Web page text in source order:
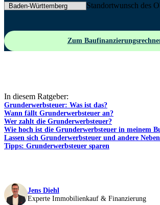
Standortwunsch des
Zum
In diesem Ratgeber:
Grunderwerbsteuer: Was ist das?
Wann fällt Grunderwerbsteuer an?
Wer zahlt die Grunderwerbsteuer?
Wie hoch ist die Grunderwerbsteuer in meinem
Lassen sich Grunderwerbsteuer und andere
Tipps: Grunderwerbsteuer sparen
Jens Diehl
Experte Immobilienkauf & Finanzierung